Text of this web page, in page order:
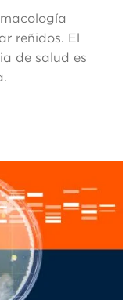
reñidos. El
de salud es